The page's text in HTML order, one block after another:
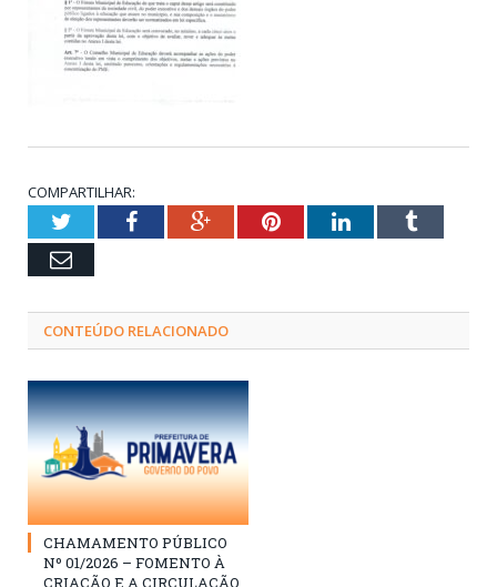
COMPARTILHAR:
TwitterFacebookGoogle+PinterestLinkedInTumblr
Email
CONTEÚDO RELACIONADO
CHAMAMENTO PÚBLICO
Nº 01/2026 – FOMENTO À
CRIAÇÃO E A CIRCULAÇÃO